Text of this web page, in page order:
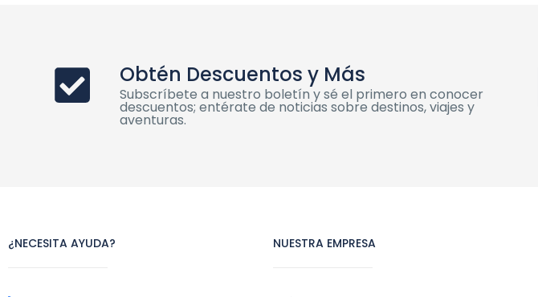
Obtén Descuentos y Más
Subscríbete a nuestro boletín y sé el primero en conocer
descuentos; entérate de noticias sobre destinos, viajes y
aventuras.
¿NECESITA AYUDA? NUESTRA EMPRESA